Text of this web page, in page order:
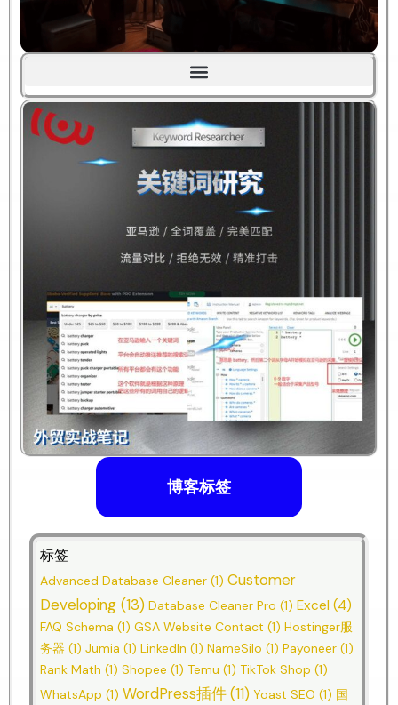
博客标签
标签
Advanced Database Cleaner (1) Customer
Developing (13) Database Cleaner Pro (1) Excel (4)
FAQ Schema (1) GSA Website Contact (1) Hostinger服
务器 (1) Jumia (1) LinkedIn (1) NameSilo (1) Payoneer (1)
Rank Math (1) Shopee (1) Temu (1) TikTok Shop (1)
WhatsApp (1) WordPress插件(11) Yoast SEO (1) 国